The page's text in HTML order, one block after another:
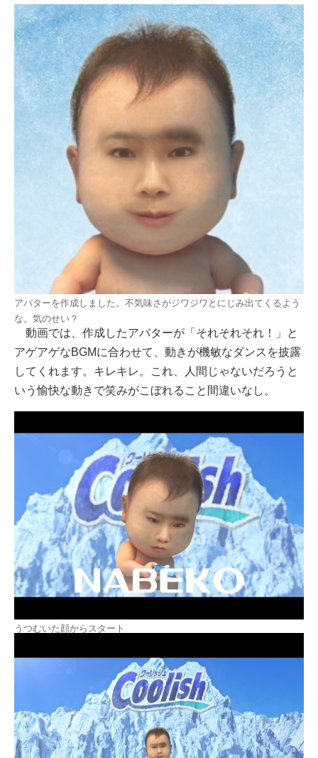
アバターを作成しました。不気味さがジワジワとにじみ出てくるよう
な。気のせい？
動画では、作成したアバターが「それそれそれ！」と
アゲアゲなBGMに合わせて、動きが機敏なダンスを披露
してくれます。キレキレ。これ、人間じゃないだろうと
いう愉快な動きで笑みがこぼれること間違いなし。
うつむいた顔からスタート